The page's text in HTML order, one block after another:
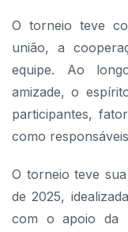
O torneio teve
união, a
equipe. Ao
amizade, o
participantes,
como
O torneio teve
de 2025,
com o apoio da